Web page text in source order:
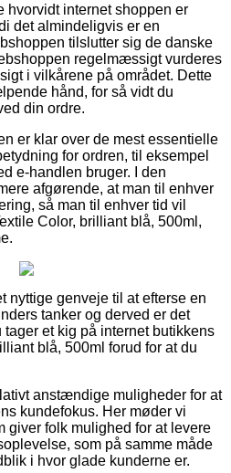
hvorvidt internet shoppen er
det almindeligvis er en
tilslutter sig de danske
regelmæssigt vurderes
i vilkårene på området. Dette
hånd, for så vidt du
din ordre.
er klar over de mest essentielle
for ordren, til eksempel
e-handlen bruger. I den
afgørende, at man til enhver
så man til enhver tid vil
Color, brilliant blå, 500ml,
nyttige genveje til at efterse en
tanker og derved er det
et kig på internet butikkens
blå, 500ml forud for at du
anstændige muligheder for at
kundefokus. Her møder vi
giver folk mulighed for at levere
som på samme måde
i hvor glade kunderne er.